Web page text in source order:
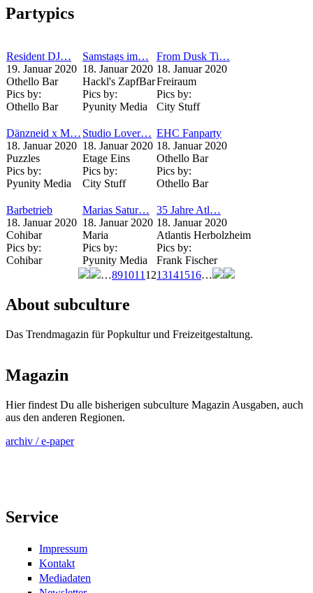
Partypics
Resident DJ…
19. Januar 2020
Othello Bar
Pics by:
Othello Bar
Samstags im…
18. Januar 2020
Hackl's ZapfBar
Pics by:
Pyunity Media
From Dusk Ti…
18. Januar 2020
Freiraum
Pics by:
City Stuff
Dänzneid x M…
18. Januar 2020
Puzzles
Pics by:
Pyunity Media
Studio Lover…
18. Januar 2020
Etage Eins
Pics by:
City Stuff
EHC Fanparty
18. Januar 2020
Othello Bar
Pics by:
Othello Bar
Barbetrieb
18. Januar 2020
Cohibar
Pics by:
Cohibar
Marias Satur…
18. Januar 2020
Maria
Pics by:
Pyunity Media
35 Jahre Atl…
18. Januar 2020
Atlantis Herbolzheim
Pics by:
Frank Fischer
…891011 1213141516…
About subculture
Das Trendmagazin für Popkultur und Freizeitgestaltung.
Magazin
Hier findest Du alle bisherigen subculture Magazin Ausgaben, auch
aus den anderen Regionen.
archiv / e-paper
Service
Impressum
Kontakt
Mediadaten